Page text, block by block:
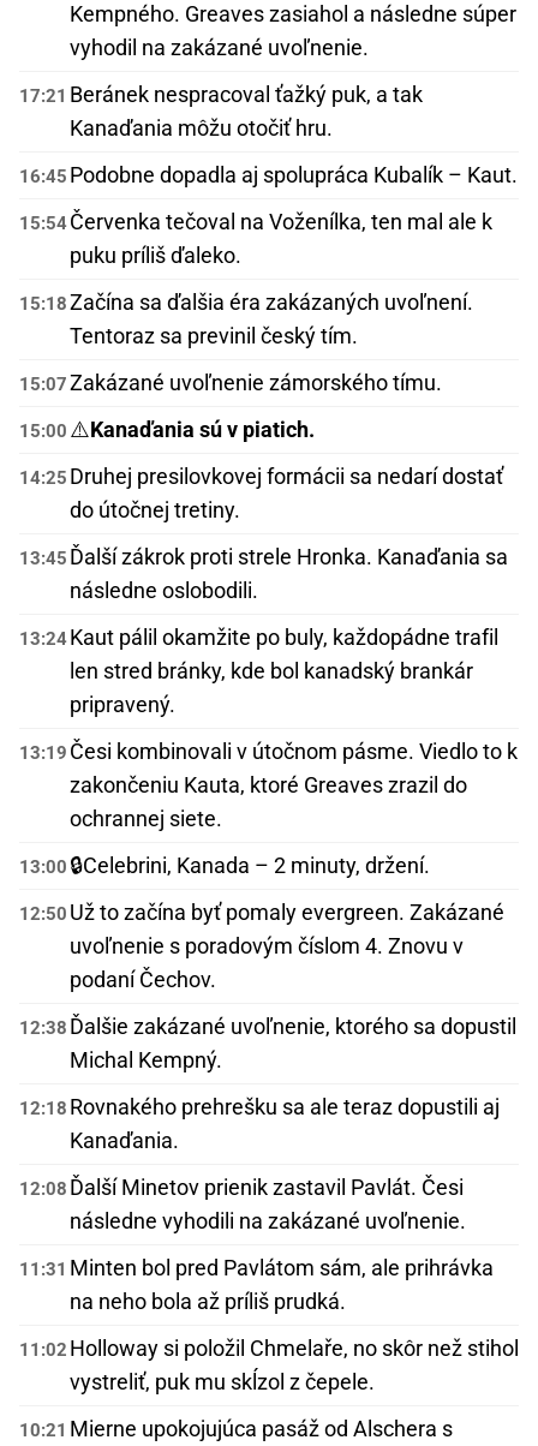
Kempného. Greaves zasiahol a následne súper
vyhodil na zakázané uvoľnenie.
17:21 Beránek nespracoval ťažký puk, a tak
Kanaďania môžu otočiť hru.
16:45 Podobne dopadla aj spolupráca Kubalík – Kaut.
15:54Červenka tečoval na Voženílka, ten mal ale k
puku príliš ďaleko.
15:18Začína sa ďalšia éra zakázaných uvoľnení.
Tentoraz sa previnil český tím.
15:07Zakázané uvoľnenie zámorského tímu.
15:00 ⚠️Kanaďania sú v piatich.
14:25 Druhej presilovkovej formácii sa nedarí dostať
do útočnej tretiny.
13:45 Ďalší zákrok proti strele Hronka. Kanaďania sa
následne oslobodili.
13:24Kaut pálil okamžite po buly, každopádne trafil
len stred bránky, kde bol kanadský brankár
pripravený.
13:19 Česi kombinovali v útočnom pásme. Viedlo to k
zakončeniu Kauta, ktoré Greaves zrazil do
ochrannej siete.
13:00 🔒Celebrini, Kanada – 2 minuty, držení.
12:50 Už to začína byť pomaly evergreen. Zakázané
uvoľnenie s poradovým číslom 4. Znovu v
podaní Čechov.
12:38 Ďalšie zakázané uvoľnenie, ktorého sa dopustil
Michal Kempný.
12:18 Rovnakého prehrešku sa ale teraz dopustili aj
Kanaďania.
12:08 Ďalší Minetov prienik zastavil Pavlát. Česi
následne vyhodili na zakázané uvoľnenie.
11:31 Minten bol pred Pavlátom sám, ale prihrávka
na neho bola až príliš prudká.
11:02 Holloway si položil Chmelaře, no skôr než stihol
vystreliť, puk mu skĺzol z čepele.
10:21 Mierne upokojujúca pasáž od Alschera s